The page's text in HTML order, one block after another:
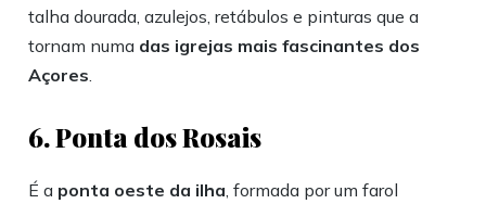
talha dourada, azulejos, retábulos e pinturas que a
tornam numa das igrejas mais fascinantes dos
Açores.
6. Ponta dos Rosais
É a ponta oeste da ilha, formada por um farol